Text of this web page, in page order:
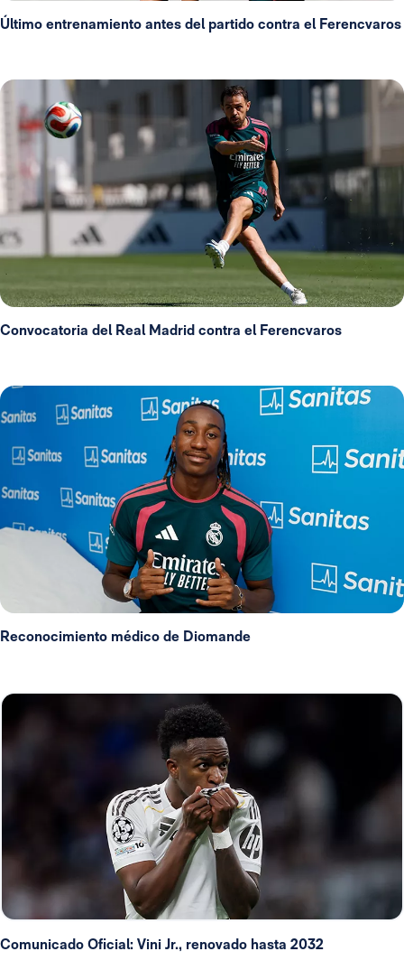
Último entrenamiento antes del partido contra el Ferencvaros
Convocatoria del Real Madrid contra el Ferencvaros
Reconocimiento médico de Diomande
Comunicado Oficial: Vini Jr., renovado hasta 2032